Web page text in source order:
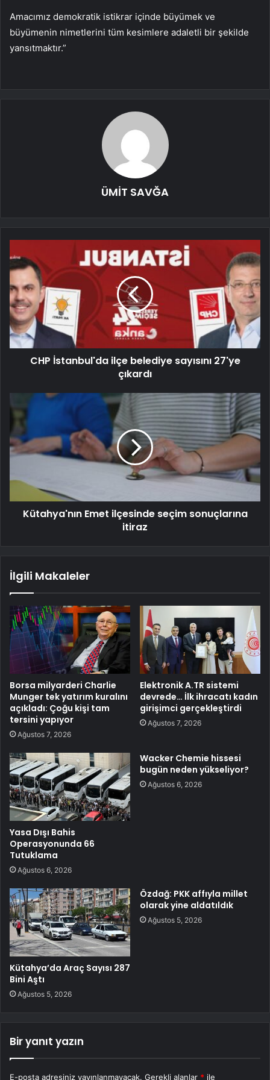
Amacımız demokratik istikrar içinde büyümek ve
büyümenin nimetlerini tüm kesimlere adaletli bir şekilde
yansıtmaktır.”
ÜMİT SAVĞA
CHP İstanbul'da ilçe belediye sayısını 27'ye
çıkardı
Kütahya'nın Emet ilçesinde seçim sonuçlarına
itiraz
İlgili Makaleler
Borsa milyarderi Charlie
Munger tek yatırım kuralını
açıkladı: Çoğu kişi tam
tersini yapıyor
Ağustos 7, 2026
Elektronik A.TR sistemi
devrede… İlk ihracatı kadın
girişimci gerçekleştirdi
Ağustos 7, 2026
Yasa Dışı Bahis
Operasyonunda 66
Tutuklama
Ağustos 6, 2026
Wacker Chemie hissesi
bugün neden yükseliyor?
Ağustos 6, 2026
Kütahya’da Araç Sayısı 287
Bini Aştı
Ağustos 5, 2026
Özdağ: PKK affıyla millet
olarak yine aldatıldık
Ağustos 5, 2026
Bir yanıt yazın
E-posta adresiniz yayınlanmayacak. Gerekli alanlar * ile